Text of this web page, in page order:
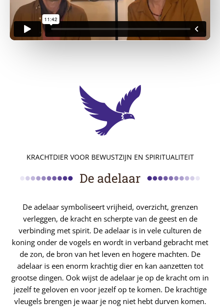
KRACHTDIER VOOR BEWUSTZIJN EN SPIRITUALITEIT
De adelaar
De adelaar symboliseert vrijheid, overzicht, grenzen
verleggen, de kracht en scherpte van de geest en de
verbinding met spirit. De adelaar is in vele culturen de
koning onder de vogels en wordt in verband gebracht met
de zon, de bron van het leven en hogere machten. De
adelaar is een enorm krachtig dier en kan aanzetten tot
grootse dingen. Ook wijst de adelaar je op de kracht om in
jezelf te geloven en voor jezelf op te komen. De krachtige
vleugels brengen je waar je nog niet hebt durven komen.